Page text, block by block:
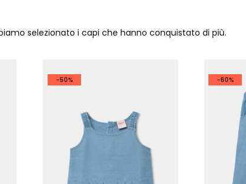
selezionato i capi che hanno conquistato di più.
-50% -60%